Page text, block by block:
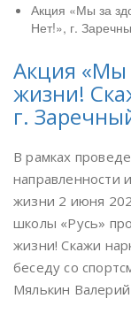
Акция «Мы за
Нет!», г.
Акция «Мы
жизни!
г.
В рамках
направленности
жизни 2 июня
школы «Русь»
жизни! Скажи
беседу со
Мялькин